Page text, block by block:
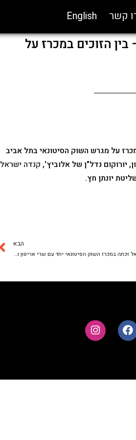
קשר English
הזוכים במכרז על
על מגרש השוק הסיטונאי בתל אביב
יורוקום נדל"ן של אלוביץ', קנדה ישראל
יונתן חץ.
הבא
קבוצת קנדה-ישראל זכתה במכרז השוק הסיטונאי יחד עם שרי אריסון ושאול אלוביץ' (מתוך "מקור ראשון", 8.1.2010)